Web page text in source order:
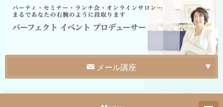
メール講座